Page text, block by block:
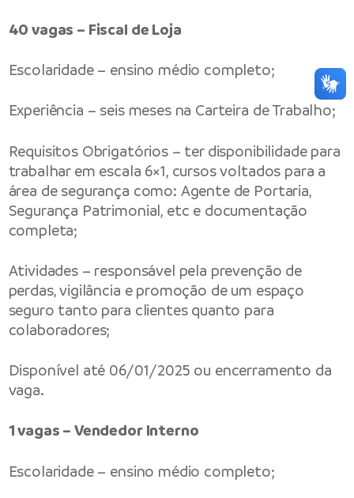
40 vagas – Fiscal de Loja
Escolaridade – ensino médio completo;
Experiência – seis meses na Carteira de Trabalho;
Requisitos Obrigatórios – ter disponibilidade para
trabalhar em escala 6×1, cursos voltados para a
área de segurança como: Agente de Portaria,
Segurança Patrimonial, etc e documentação
completa;
Atividades – responsável pela prevenção de
perdas, vigilância e promoção de um espaço
seguro tanto para clientes quanto para
colaboradores;
Disponível até 06/01/2025 ou encerramento da
vaga.
1 vagas – Vendedor Interno
Escolaridade – ensino médio completo;